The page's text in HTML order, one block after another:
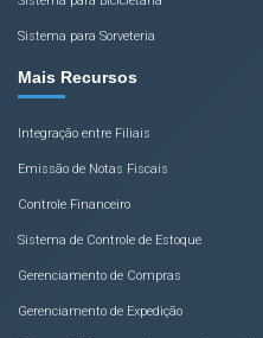
Sistema para Sorveteria
Mais Recursos
Integração entre Filiais
Emissão de Notas Fiscais
Controle Financeiro
Sistema de Controle de Estoque
Gerenciamento de Compras
Gerenciamento de Expedição